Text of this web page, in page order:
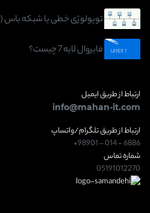
توپولوژی خطی یا شبکه باس (Bus Topology) چیست؟
فایروال لایه 7 چیست؟
ارتباط از طریق ایمیل
info@mahan-it.com
ارتباط از طریق تلگرام/واتساپ
+98901 - 014 - 6886
شماره تماس
05191012270